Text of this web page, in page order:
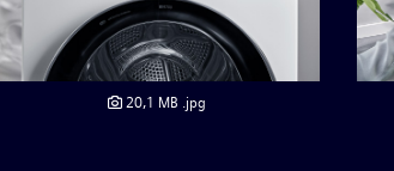
20,1 MB .jpg